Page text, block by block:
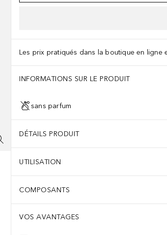
Les prix pratiqués dans la boutique en ligne
INFORMATIONS SUR LE PRODUIT
sans parfum
DÉTAILS PRODUIT
UTILISATION
COMPOSANTS
VOS AVANTAGES